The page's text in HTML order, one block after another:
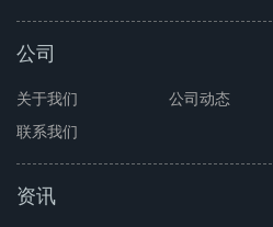
公司
关于我们 公司动态
联系我们
资讯